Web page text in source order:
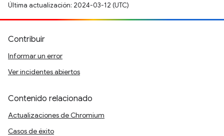
Última actualización: 2024-03-12 (UTC)
Contribuir
Informar un error
Ver incidentes abiertos
Contenido relacionado
Actualizaciones de Chromium
Casos de éxito